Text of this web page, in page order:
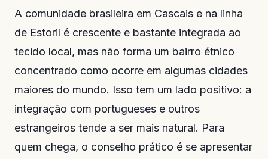
A comunidade brasileira em Cascais e na linha
de Estoril é crescente e bastante integrada ao
tecido local, mas não forma um bairro étnico
concentrado como ocorre em algumas cidades
maiores do mundo. Isso tem um lado positivo: a
integração com portugueses e outros
estrangeiros tende a ser mais natural. Para
quem chega, o conselho prático é se apresentar